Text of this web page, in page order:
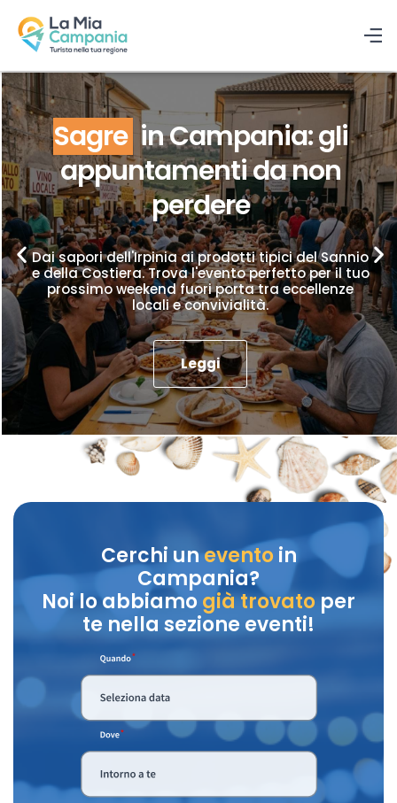
Sagre in Campania: gli
appuntamenti da non
perdere
Dai sapori dell'Irpinia ai prodotti tipici del Sannio
e della Costiera. Trova l'evento perfetto per il tuo
prossimo weekend fuori porta tra eccellenze
locali e convivialità.
Leggi
Cerchi unevento in
Campania?
Noi lo abbiamo già trovatoper
te nella sezione eventi!